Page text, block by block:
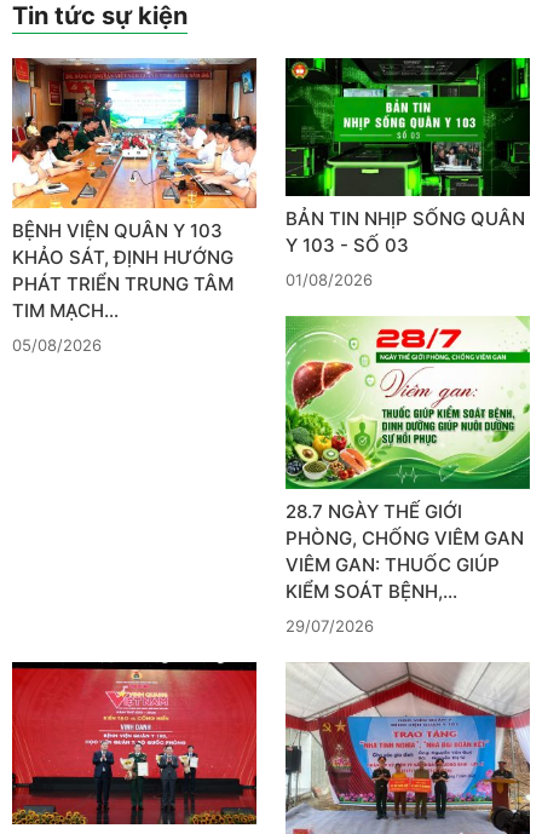
Tin tức sự kiện
BỆNH VIỆN QUÂN Y 103
KHẢO SÁT, ĐỊNH HƯỚNG
PHÁT TRIỂN TRUNG TÂM
TIM MẠCH…
05/08/2026
BẢN TIN NHỊP SỐNG QUÂN
Y 103 - SỐ 03
01/08/2026
28.7 NGÀY THẾ GIỚI
PHÒNG, CHỐNG VIÊM GAN
VIÊM GAN: THUỐC GIÚP
KIỂM SOÁT BỆNH,…
29/07/2026